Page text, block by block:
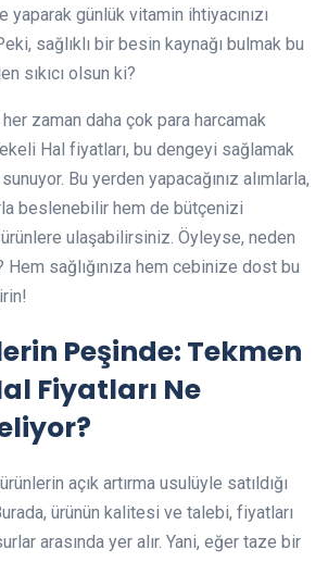
yaparak günlük vitamin ihtiyacınızı
sağlıklı bir besin kaynağı bulmak bu
sıkıcı olsun ki?
zaman daha çok para harcamak
Hal fiyatları, bu dengeyi sağlamak
Bu yerden yapacağınız alımlarla,
beslenebilir hem de bütçenizi
ulaşabilirsiniz. Öyleyse, neden
sağlığınıza hem cebinize dost bu
Peşinde: Tekmen
Fiyatları Ne
açık artırma usulüyle satıldığı
ürünün kalitesi ve talebi, fiyatları
arasında yer alır. Yani, eğer taze bir